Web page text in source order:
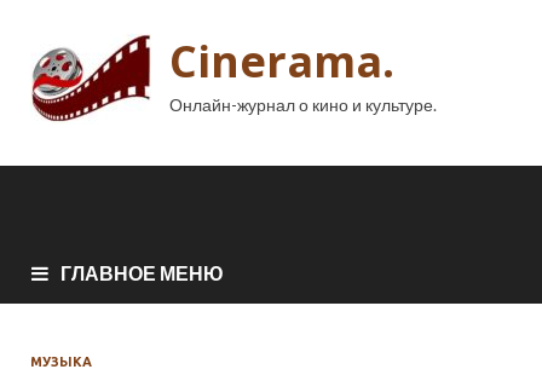
Cinerama.
Онлайн-журнал о кино и культуре.
ГЛАВНОЕ МЕНЮ
МУЗЫКА